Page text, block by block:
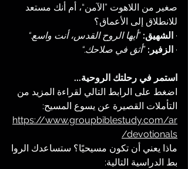
صغير من اللاهوت ”الآمن“، أم أنك مستعد
للانطلاق إلى الأعماق؟
· الشهيق: ”أيها الروح القدس، أنت واسع.“
· الزفير: ”أثق في صلاحك.“
استمر في رحلتك الروحية...
اضغط على الرابط التالي لقراءة المزيد من
التأملات القصيرة عن يسوع المسيح:
https://www.groupbiblestudy.com/ar
/devotionals
ماذا يعني أن تكون مسيحيًا؟ ستساعدك الروا
بط الدراسية التالية: